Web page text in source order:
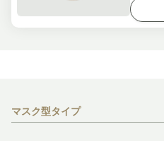
マスク型タイプ